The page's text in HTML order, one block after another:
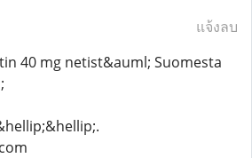
แจ้งลบ
40 mg netist&auml; Suomesta